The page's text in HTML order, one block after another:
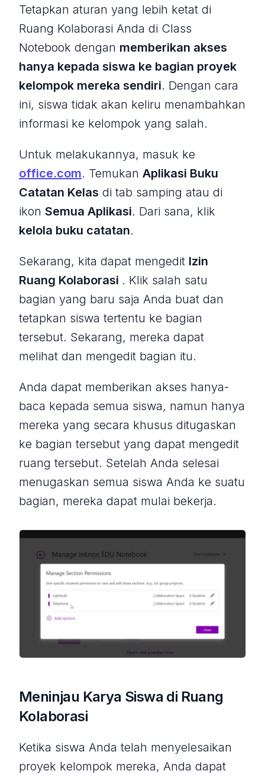
Tetapkan aturan yang lebih ketat di
Ruang Kolaborasi Anda di Class
Notebook dengan memberikan akses
hanya kepada siswa ke bagian proyek
kelompok mereka sendiri. Dengan cara
ini, siswa tidak akan keliru menambahkan
informasi ke kelompok yang salah.
Untuk melakukannya, masuk ke
office.com. Temukan Aplikasi Buku
Catatan Kelas di tab samping atau di
ikon Semua Aplikasi. Dari sana, klik
kelola buku catatan.
Sekarang, kita dapat mengedit Izin
Ruang Kolaborasi . Klik salah satu
bagian yang baru saja Anda buat dan
tetapkan siswa tertentu ke bagian
tersebut. Sekarang, mereka dapat
melihat dan mengedit bagian itu.
Anda dapat memberikan akses hanya-
baca kepada semua siswa, namun hanya
mereka yang secara khusus ditugaskan
ke bagian tersebut yang dapat mengedit
ruang tersebut. Setelah Anda selesai
menugaskan semua siswa Anda ke suatu
bagian, mereka dapat mulai bekerja.
Meninjau Karya Siswa di Ruang
Kolaborasi
Ketika siswa Anda telah menyelesaikan
proyek kelompok mereka, Anda dapat